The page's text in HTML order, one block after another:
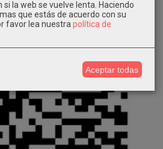
si la web se vuelve lenta. Haciendo
que estás de acuerdo con su
favor lea nuestra política de
Aceptar todas